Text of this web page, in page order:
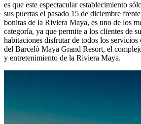
es que este espectacular establecimiento
sus puertas el pasado 15 de diciembre
bonitas de la Riviera Maya, es uno de los
categoría, ya que permite a los clientes de
habitaciones disfrutar de todos los servicios
del Barceló Maya Grand Resort, el
y entretenimiento de la Riviera Maya.